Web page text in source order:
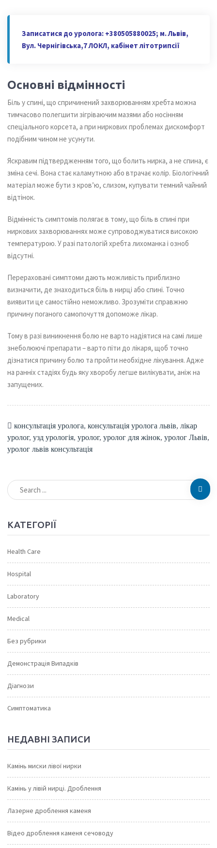
Записатися до уролога: +380505880025; м. Львів,
Вул. Чернігівська,7 ЛОКЛ, кабінет літотрипсії
Основні відмінності
Біль у спині, що спричинений захворюванням хребта можна
тимчасово полегшити зігріваючим мазями або носінням
спеціального корсета, а при ниркових проблемах дискомфорт
подібним чином не усунути.
Яскравим підтвердженням того, що болить нирка, а не спина, є
зміна сечі. Вона стає каламутною або втрачає колір. Біологічний
матеріал може бути з кров’ю, слизом, купувати темний чайний
відтінок.
Відмінність симптомів полягає в тому, що біль в спині при
ниркових захворюваннях може супроводжуватися високою
температурою. У разі патологій хребта лихоманка і озноб
відсутні.
Перераховані симптоми дають можливість приблизно
визначити, де знаходиться біль в нирці або спині. Точно
виявити це самостійно неможливо. Зрозуміти справжню
причину поганого самопочуття допоможе лікар.
Тому в разі виникнення болю не варто надіятися на самі лише
знеболюючі препарати – варто піти до лікаря, щоб точно
дізнатися причину болю та пройти необхідне лікування. Адже
на ранніх стадіях будь яку хворобу легше вилікувати, аніж на
запущених.
консультація уролога, консультація уролога львів, лікар
уролог, узд урологія, уролог, уролог для жінок, уролог Львів,
уролог львів консультація
КАТЕГОРІЇ
Health Care
Hospital
Laboratory
Medical
Без рубрики
Демонстрація Випадків
Діагнози
Симптоматика
НЕДАВНІ ЗАПИСИ
Камінь миски лівої нирки
Камінь у лівій нирці. Дроблення
Лазерне дроблення каменя
Відео дроблення каменя сечоводу